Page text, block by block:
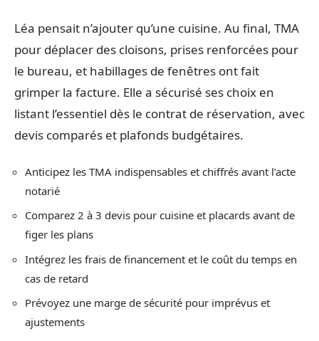
Léa pensait n’ajouter qu’une cuisine. Au final, TMA
pour déplacer des cloisons, prises renforcées pour
le bureau, et habillages de fenêtres ont fait
grimper la facture. Elle a sécurisé ses choix en
listant l’essentiel dès le contrat de réservation, avec
devis comparés et plafonds budgétaires.
Anticipez les TMA indispensables et chiffrés avant l’acte
notarié
Comparez 2 à 3 devis pour cuisine et placards avant de
figer les plans
Intégrez les frais de financement et le coût du temps en
cas de retard
Prévoyez une marge de sécurité pour imprévus et
ajustements